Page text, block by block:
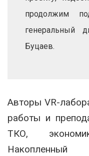
продолжим
генеральный
Буцаев.
Авторы VR-
работы и
ТКО,
Накопленный